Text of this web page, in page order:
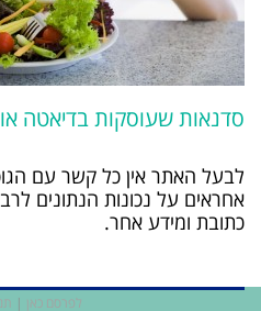
סדנאות שעוסקות בדיאטה
לבעל האתר אין כל קשר עם
אחראים על נכונות הנתונים
כתובת ומידע אחר.
לפרסם כאן |